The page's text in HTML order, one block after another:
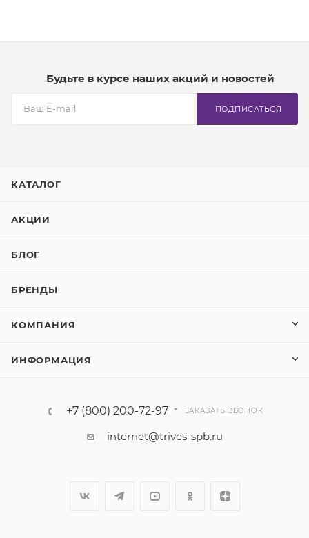
Будьте в курсе наших акций и новостей
ПОДПИСАТЬСЯ
КАТАЛОГ
АКЦИИ
БЛОГ
БРЕНДЫ
КОМПАНИЯ
ИНФОРМАЦИЯ
+7 (800) 200-72-97 ЗАКАЗАТЬ ЗВОНОК
internet@trives-spb.ru